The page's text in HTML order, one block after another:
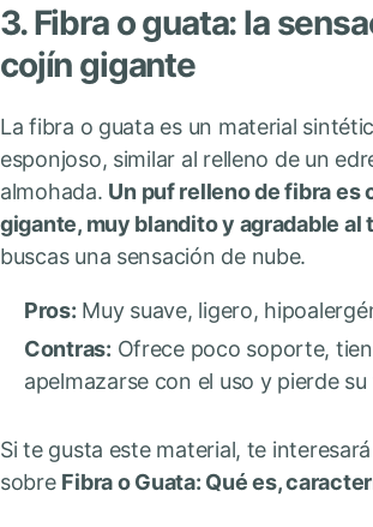
3. Fibra o guata: la
cojín gigante
La fibra o guata es un material
esponjoso, similar al relleno de un
almohada. Un puf relleno de fibra es
gigante, muy blandito y agradable al
buscas una sensación de nube.
Pros: Muy suave, ligero,
Contras: Ofrece poco soporte,
apelmazarse con el uso y pierde
Si te gusta este material, te
sobre Fibra o Guata: Qué es,